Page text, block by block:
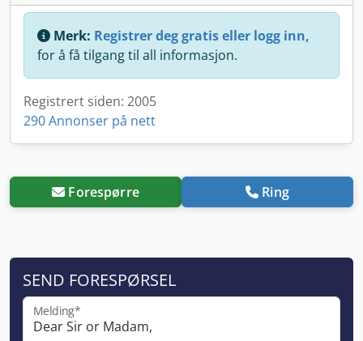
Merk: Registrer deg gratis eller logg inn,
for å få tilgang til all informasjon.
Registrert siden: 2005
290 Annonser på nett
Forespørre Ring
SEND FORESPØRSEL
Melding*